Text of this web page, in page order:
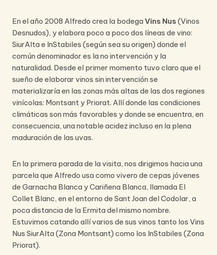
En el año 2008 Alfredo crea la bodega Vins Nus (Vinos
Desnudos), y elabora poco a poco dos líneas de vino:
SiurAlta e InStabiles (según sea su origen) donde el
común denominador es la no intervención y la
naturalidad. Desde el primer momento tuvo claro que el
sueño de elaborar vinos sin intervención se
materializaría en las zonas más altas de las dos regiones
vinícolas: Montsant y Priorat. Allí donde las condiciones
climáticas son más favorables y donde se encuentra, en
consecuencia, una notable acidez incluso en la plena
maduración de las uvas.
En la primera parada de la visita, nos dirigimos hacia una
parcela que Alfredo usa como vivero de cepas jóvenes
de Garnacha Blanca y Cariñena Blanca, llamada El
Collet Blanc, en el entorno de Sant Joan del Codolar, a
poca distancia de la Ermita del mismo nombre.
Estuvimos catando allí varios de sus vinos tanto los Vins
Nus SiurAlta (Zona Montsant) como los InStabiles (Zona
Priorat).